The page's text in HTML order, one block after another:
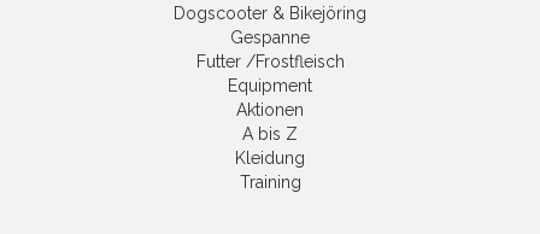
Dogscooter & Bikejöring
Gespanne
Futter /Frostfleisch
Equipment
Aktionen
A bis Z
Kleidung
Training